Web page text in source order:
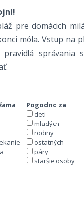
pre domácich
móla. Vstup na
správania
Pogodno za
deti
mladých
rodiny
ostatných
páry
staršie osoby